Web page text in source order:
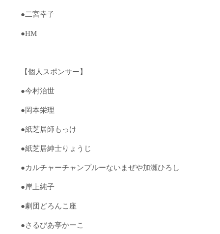
●二宮幸子
●HM
【個人スポンサー】
●今村治世
●岡本栄理
●紙芝居師もっけ
●紙芝居紳士りょうじ
●カルチャーチャンプルーないまぜや加瀬ひろし
●岸上純子
●劇団どろんこ座
●さるびあ亭かーこ